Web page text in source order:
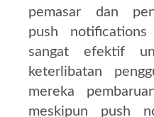
pemasar dan
push
sangat efektif
keterlibatan
mereka
meskipun push